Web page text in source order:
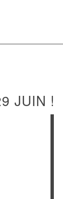
JUIN !